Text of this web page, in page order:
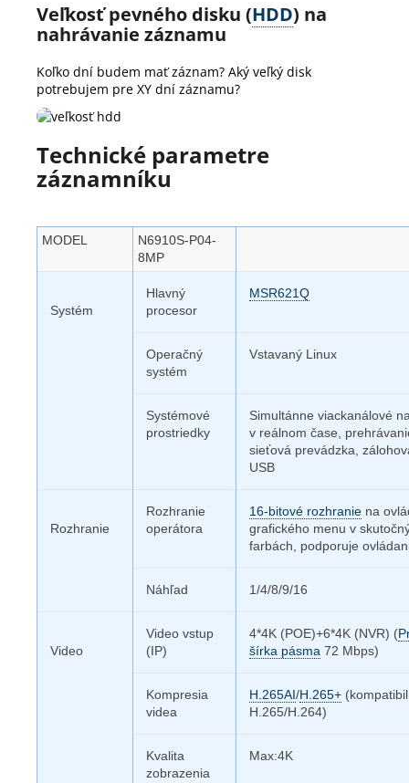
Veľkosť pevného disku (HDD) na
nahrávanie záznamu
Koľko dní budem mať záznam? Aký veľký disk
potrebujem pre XY dní záznamu?
Technické parametre
záznamníku
MODEL
N6910S-P04-
8MP
Systém
Hlavný
procesor
MSR621Q
Operačný
systém
Vstavaný Linux
Systémové
prostriedky
Simultánne viackanálové
v reálnom čase,
sieťová prevádzka,
USB
Rozhranie
Rozhranie
operátora
16-bitové rozhranie na
grafického menu v
farbách, podporuje
Náhľad 1/4/8/9/16
Video
Video vstup
(IP)
4*4K (POE)+6*4K (NVR) (
šírka pásma 72 Mbps)
Kompresia
videa
H.265AI/H.265+
H.265/H.264)
Kvalita
zobrazenia
Max:4K